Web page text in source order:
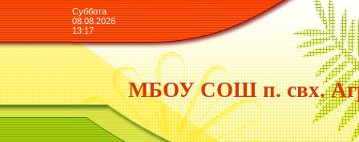
Суббота
08.08.2026
13:17
МБОУ СОШ п. свх.